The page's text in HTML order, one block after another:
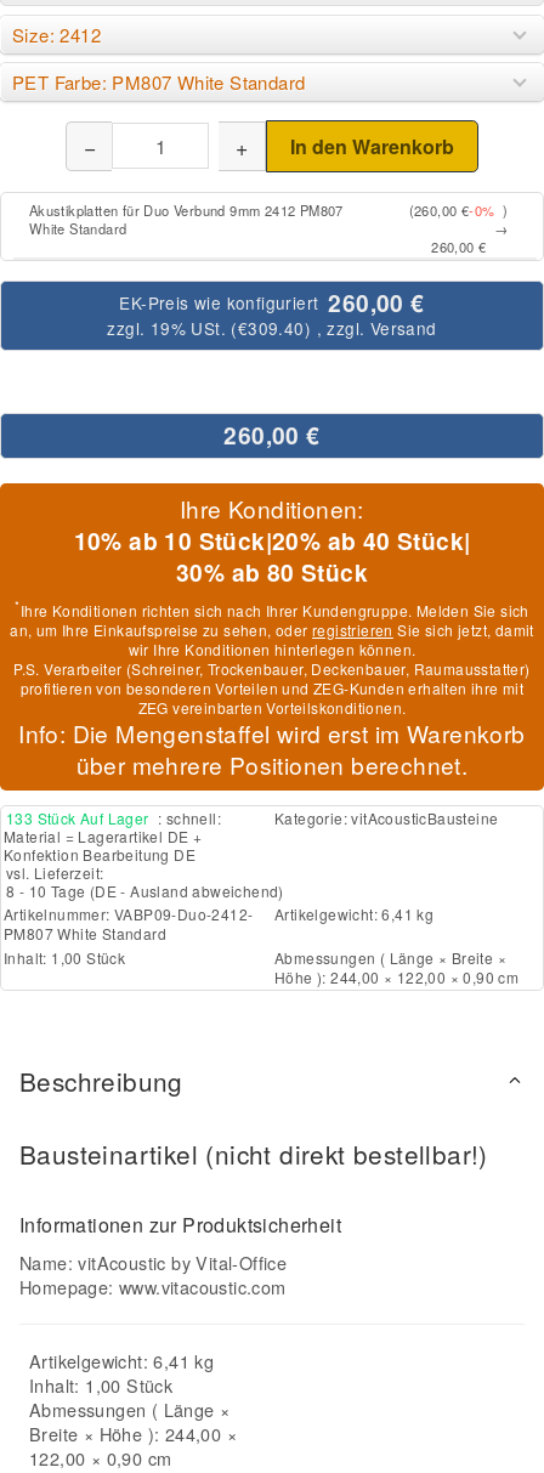
Size: 2412
PET Farbe: PM807 White Standard
260,00 €
Akustikplatten für Duo Verbund 9mm 2412 PM807
White Standard
(260,00 €-0% )
→
260,00 €
EK-Preis wie konfiguriert 260,00 €
zzgl. 19% USt. (€309.40) , zzgl. Versand
− + In den Warenkorb
Ihre Konditionen:
10% ab 10 Stück|20% ab 40 Stück|
30% ab 80 Stück
*Ihre Konditionen richten sich nach Ihrer Kundengruppe. Melden Sie sich
an, um Ihre Einkaufspreise zu sehen, oderregistrieren Sie sich jetzt, damit
wir Ihre Konditionen hinterlegen können.
P.S. Verarbeiter (Schreiner, Trockenbauer, Deckenbauer, Raumausstatter)
profitieren von besonderen Vorteilen und ZEG-Kunden erhalten ihre mit
ZEG vereinbarten Vorteilskonditionen.
Info: Die Mengenstaffel wird erst im Warenkorb
über mehrere Positionen berechnet.
133 Stück Auf Lager : schnell:
Material = Lagerartikel DE +
Konfektion Bearbeitung DE
vsl. Lieferzeit:
8 - 10 Tage (DE - Ausland abweichend)
Kategorie:vitAcousticBausteine
Artikelnummer: VABP09-Duo-2412-
PM807 White Standard
Artikelgewicht: 6,41 kg
Inhalt: 1,00 Stück
Abmessungen ( Länge × Breite ×
Höhe ): 244,00 × 122,00 × 0,90 cm
Beschreibung
Bausteinartikel (nicht direkt bestellbar!)
Informationen zur Produktsicherheit
Name: vitAcoustic by Vital-Office
Homepage:www.vitacoustic.com
Artikelgewicht: 6,41 kg
Inhalt: 1,00 Stück
Abmessungen ( Länge ×
Breite × Höhe ): 244,00 ×
122,00 × 0,90 cm